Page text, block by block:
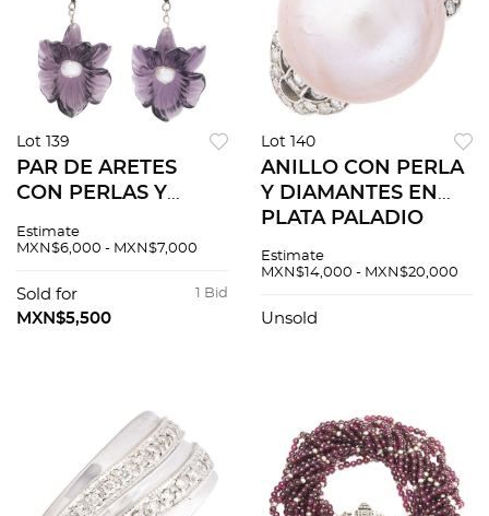
Lot 139
PAR DE ARETES
CON PERLAS Y
PLATA
Estimate
MXN$6,000 - MXN$7,000
1 Bid
Sold for
MXN$5,500
Lot 140
ANILLO CON PERLA
Y DIAMANTES EN
PLATA PALADIO
Estimate
MXN$14,000 - MXN$20,000
Unsold